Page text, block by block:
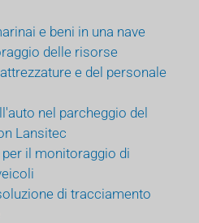
e beni in una nave
delle risorse
e del personale
nel parcheggio del
Lansitec
il monitoraggio di
di tracciamento
AR